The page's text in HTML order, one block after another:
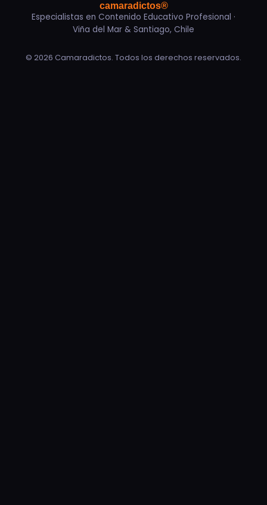
camaradictos®
Especialistas en Contenido Educativo Profesional ·
Viña del Mar & Santiago, Chile
© 2026 Camaradictos. Todos los derechos reservados.